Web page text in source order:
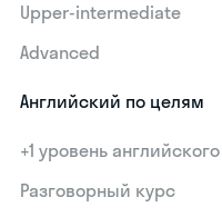
Upper-intermediate
Advanced
Английский по целям
+1 уровень английского
Разговорный курс